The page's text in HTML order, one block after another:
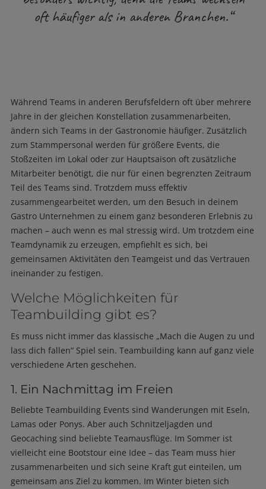
oft häufiger als in anderen Branchen.“
Während Teams in anderen Berufsfeldern oft über mehrere
Jahre in der gleichen Konstellation zusammenarbeiten,
ändern sich Teams in der Gastronomie häufiger. Zusätzlich
zum Stammpersonal werden für größere Events, die
Stoßzeiten im Lokal oder zur Hauptsaison oft zusätzliche
Mitarbeiter benötigt, die nur für einen begrenzten Zeitraum
Teil des Teams sind. Trotzdem muss effektiv
zusammengearbeitet werden, um den Besuch in deinem
Gastro Unternehmen zu einem ganz besonderen Erlebnis zu
machen – auch wenn es mal stressig wird. Um trotzdem eine
Teamdynamik zu erzeugen, empfiehlt es sich, bei
gemeinsamen Aktivitäten den Teamgeist und das Vertrauen
ineinander zu festigen.
Welche Möglichkeiten für
Teambuilding gibt es?
Es muss nicht immer das klassische „Mach die Augen zu und
lass dich fallen“ Spiel sein. Teambuilding kann auf ganz viele
verschiedene Arten geschehen.
1. Ein Nachmittag im Freien
Beliebte Teambuilding Events sind Wanderungen mit Eseln,
Lamas oder Ponys. Aber auch Schnitzeljagden und
Geocaching sind beliebte Teamausflüge. Im Sommer ist
vielleicht eine Bootstour eine Idee – das Team muss hier
zusammenarbeiten und sich seine Kraft gut einteilen, um
gemeinsam ans Ziel zu kommen. Im Winter bieten sich